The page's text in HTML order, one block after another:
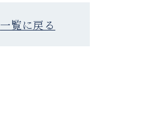
一覧に戻る